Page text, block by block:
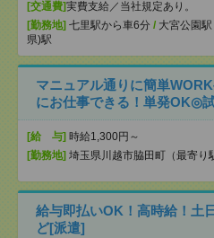
[交通費]実費支給／当社規定あり。
[勤務地] 七里駅から車6分 / 大宮公園駅
県)駅
マニュアル通りに簡単
にお仕事できる！単発OK◎
[給 与] 時給1,300円～
[勤務地] 埼玉県川越市脇田町（最寄り
給与即払いOK！高時給！土
ど[派遣]